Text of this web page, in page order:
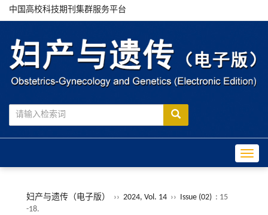
中国高校科技期刊集群服务平台
妇产与遗传（电子版） ›› 2024, Vol. 14 ›› Issue (02) : 15
-18.